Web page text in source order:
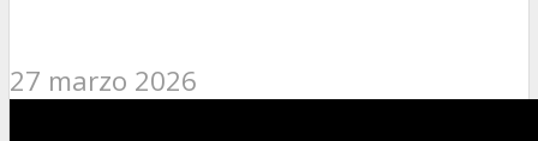
27 marzo 2026